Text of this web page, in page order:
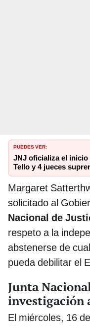
PUEDES VER:
JNJ oficializa el
Tello y 4 jueces
Margaret
solicitado al
Nacional de
respeto a la
abstenerse de
pueda debilitar el
Junta
investigación
El miércoles, 16